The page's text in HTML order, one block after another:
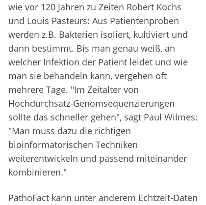
wie vor 120 Jahren zu Zeiten Robert Kochs
und Louis Pasteurs: Aus Patientenproben
werden z.B. Bakterien isoliert, kultiviert und
dann bestimmt. Bis man genau weiß, an
welcher Infektion der Patient leidet und wie
man sie behandeln kann, vergehen oft
mehrere Tage. "Im Zeitalter von
Hochdurchsatz-Genomsequenzierungen
sollte das schneller gehen", sagt Paul Wilmes:
"Man muss dazu die richtigen
bioinformatorischen Techniken
weiterentwickeln und passend miteinander
kombinieren."
PathoFact kann unter anderem Echtzeit-Daten